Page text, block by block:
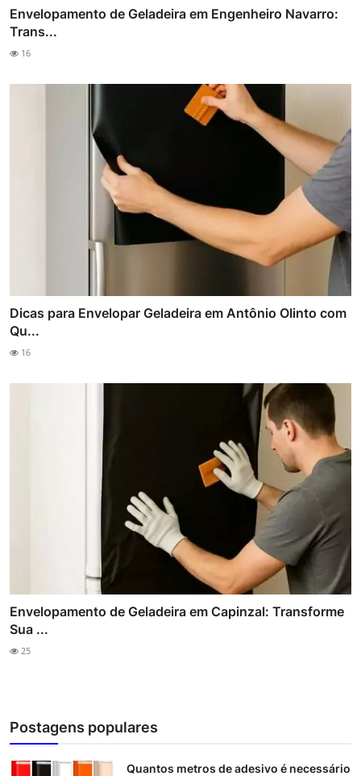
Envelopamento de Geladeira em Engenheiro Navarro:
Trans...
16
Dicas para Envelopar Geladeira em Antônio Olinto com
Qu...
16
Envelopamento de Geladeira em Capinzal: Transforme
Sua ...
25
Postagens populares
Quantos metros de adesivo é necessário